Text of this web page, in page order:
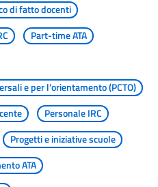
di fatto docenti
Part-time ATA
e per l’orientamento (PCTO)
Personale IRC
Progetti e iniziative scuole
ATA